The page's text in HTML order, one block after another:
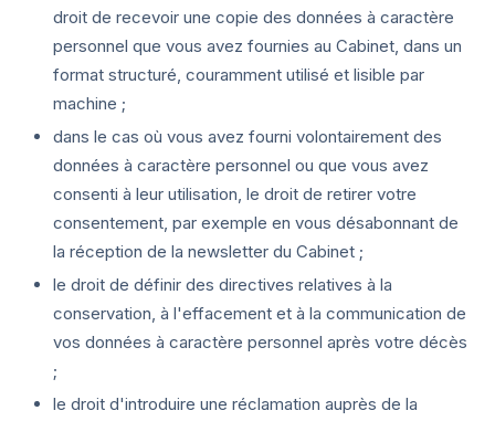
droit de recevoir une copie des données à caractère
personnel que vous avez fournies au Cabinet, dans un
format structuré, couramment utilisé et lisible par
machine ;
dans le cas où vous avez fourni volontairement des
données à caractère personnel ou que vous avez
consenti à leur utilisation, le droit de retirer votre
consentement, par exemple en vous désabonnant de
la réception de la newsletter du Cabinet ;
le droit de définir des directives relatives à la
conservation, à l'effacement et à la communication de
vos données à caractère personnel après votre décès
;
le droit d'introduire une réclamation auprès de la